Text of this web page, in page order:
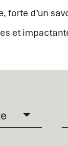
forte d’un
et